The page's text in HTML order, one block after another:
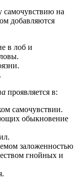
самочувствию на
добавляются
в лоб и
проявляется в:
самочувствии.
обыкновение
заложенностью
гнойных и